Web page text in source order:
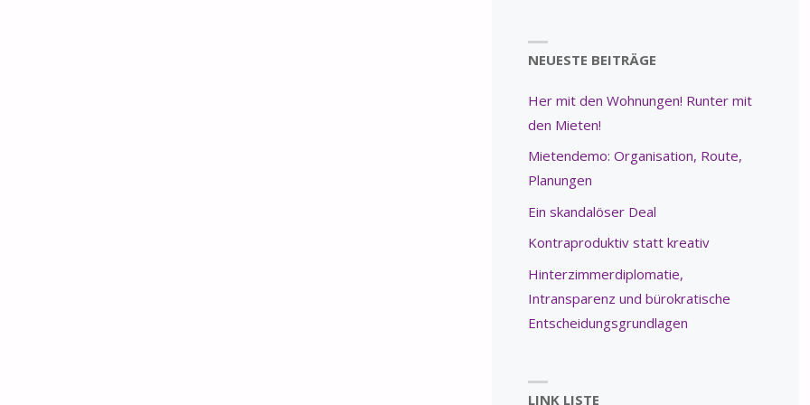
NEUESTE BEITRÄGE
Her mit den Wohnungen! Runter mit
den Mieten!
Mietendemo: Organisation, Route,
Planungen
Ein skandalöser Deal
Kontraproduktiv statt kreativ
Hinterzimmerdiplomatie,
Intransparenz und bürokratische
Entscheidungsgrundlagen
LINK LISTE